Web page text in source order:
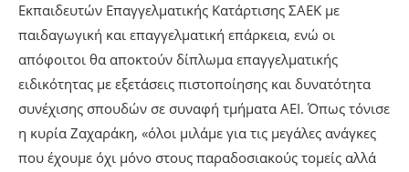
Εκπαιδευτών Επαγγελματικής Κατάρτισης ΣΑΕΚ με
παιδαγωγική και επαγγελματική επάρκεια, ενώ οι
απόφοιτοι θα αποκτούν δίπλωμα επαγγελματικής
ειδικότητας με εξετάσεις πιστοποίησης και δυνατότητα
συνέχισης σπουδών σε συναφή τμήματα ΑΕΙ. Όπως τόνισε
η κυρία Ζαχαράκη, «όλοι μιλάμε για τις μεγάλες ανάγκες
που έχουμε όχι μόνο στους παραδοσιακούς τομείς αλλά